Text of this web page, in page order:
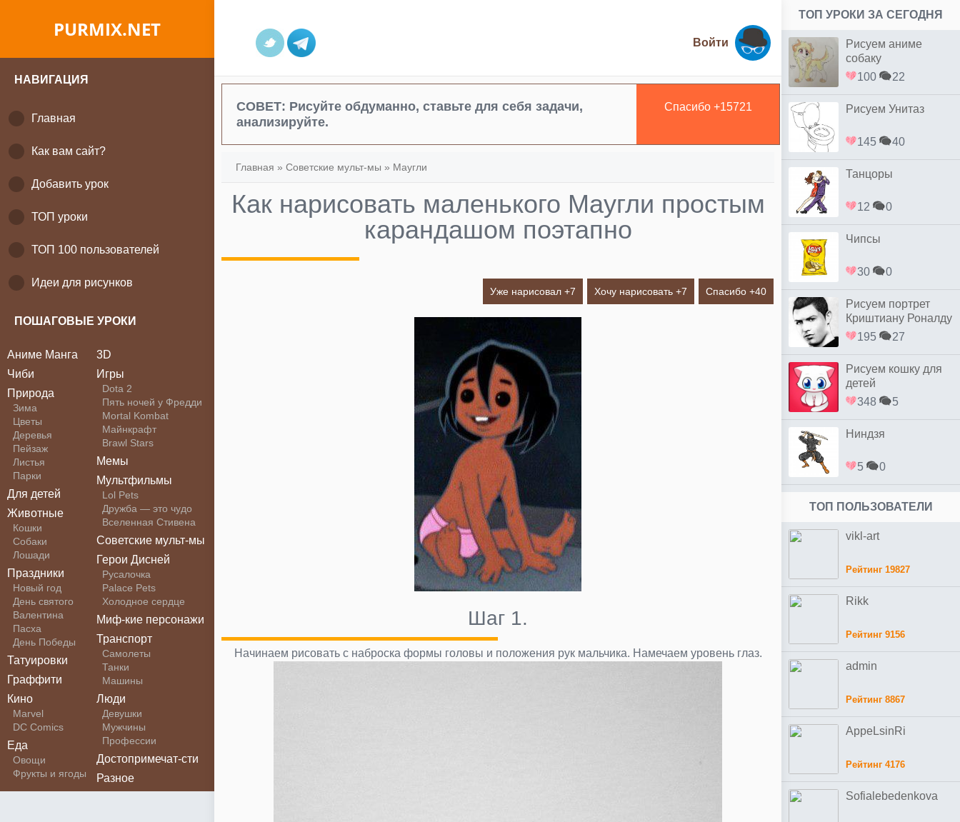
PURMIX.NET
НАВИГАЦИЯ
Главная
Как вам сайт?
Добавить урок
ТОП уроки
ТОП 100 пользователей
Идеи для рисунков
ПОШАГОВЫЕ УРОКИ
Аниме Манга
Чиби
Природа
Зима
Цветы
Деревья
Пейзаж
Листья
Парки
Для детей
Животные
Кошки
Собаки
Лошади
Праздники
Новый год
День святого
Валентина
Пасха
День Победы
Татуировки
Граффити
Кино
Marvel
DC Comics
Еда
Овощи
Фрукты и ягоды
3D
Игры
Dota 2
Пять ночей у Фредди
Mortal Kombat
Майнкрафт
Brawl Stars
Мемы
Мультфильмы
Lol Pets
Дружба — это чудо
Вселенная Стивена
Советские мульт-мы
Герои Дисней
Русалочка
Palace Pets
Холодное сердце
Миф-кие персонажи
Транспорт
Самолеты
Танки
Машины
Люди
Девушки
Мужчины
Профессии
Достопримечат-сти
Разное
Войти
СОВЕТ: Рисуйте обдуманно, ставьте для себя задачи,
анализируйте.
Спасибо +15721
Главная » Советские мульт-мы » Маугли
Как нарисовать маленького Маугли простым
карандашом поэтапно
Уже нарисовал +7 Хочу нарисовать +7 Спасибо +40
Шаг 1.
Начинаем рисовать с наброска формы головы и положения рук мальчика. Намечаем уровень глаз.
ТОП УРОКИ ЗА СЕГОДНЯ
Рисуем аниме
собаку
100
22
Рисуем Унитаз
145 40
Танцоры
12 0
Чипсы
30 0
Рисуем портрет
Криштиану Роналду
простым
195 27
Рисуем кошку для
детей
348
5
Ниндзя
5 0
ТОП ПОЛЬЗОВАТЕЛИ
vikl-art
Рейтинг 19827
Rikk
Рейтинг 9156
admin
Рейтинг 8867
AppeLsinRi
Рейтинг 4176
Sofialebedenkova